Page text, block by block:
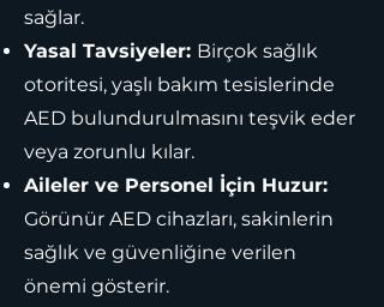
sağlar.
Yasal Tavsiyeler: Birçok sağlık
otoritesi, yaşlı bakım tesislerinde
AED bulundurulmasını teşvik eder
veya zorunlu kılar.
Aileler ve Personel İçin Huzur:
Görünür AED cihazları, sakinlerin
sağlık ve güvenliğine verilen
önemi gösterir.